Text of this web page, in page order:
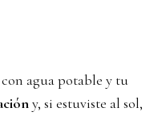
agua potable y tu
y, si estuviste al sol,